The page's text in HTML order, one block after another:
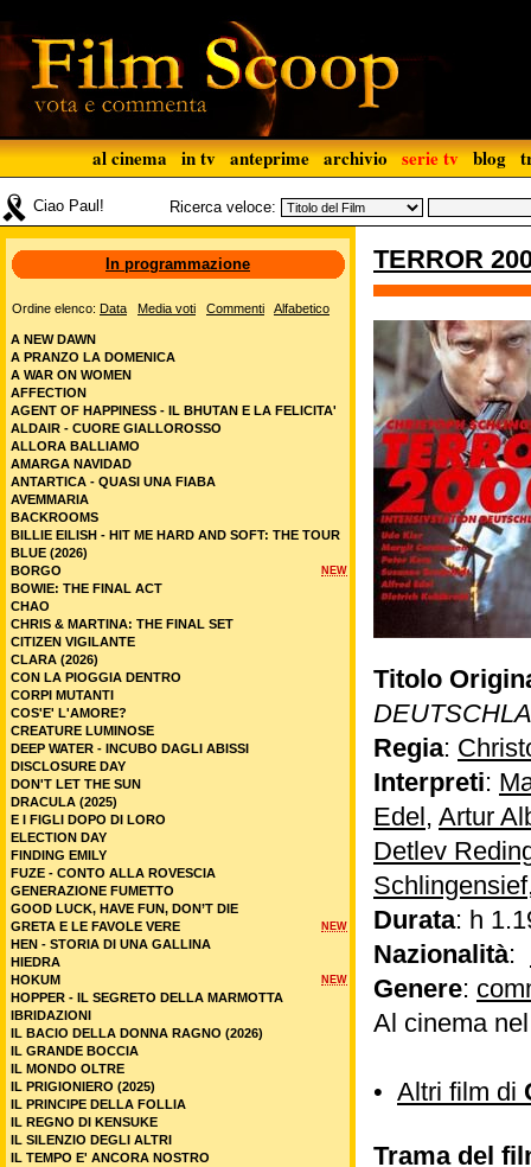
al cinema in tv anteprime archivio serie tv blog
Ciao Paul! Ricerca veloce:
TERROR
Titolo
Regia:
Interpreti:
Edel, Artur
Detlev
Schlingensief
Durata: h
Nazionalità:
Genere:
Al cinema
• Altri film di
Trama del
In programmazione
Ordine elenco: Data Media voti Commenti Alfabetico
A NEW DAWN
A PRANZO LA DOMENICA
A WAR ON WOMEN
AFFECTION
AGENT OF HAPPINESS - IL BHUTAN E LA FELICITA'
ALDAIR - CUORE GIALLOROSSO
ALLORA BALLIAMO
AMARGA NAVIDAD
ANTARTICA - QUASI UNA FIABA
AVEMMARIA
BACKROOMS
BILLIE EILISH - HIT ME HARD AND SOFT: THE TOUR
BLUE (2026)
NEW
BORGO
BOWIE: THE FINAL ACT
CHAO
CHRIS & MARTINA: THE FINAL SET
CITIZEN VIGILANTE
CLARA (2026)
CON LA PIOGGIA DENTRO
CORPI MUTANTI
COS'E' L'AMORE?
CREATURE LUMINOSE
DEEP WATER - INCUBO DAGLI ABISSI
DISCLOSURE DAY
DON'T LET THE SUN
DRACULA (2025)
E I FIGLI DOPO DI LORO
ELECTION DAY
FINDING EMILY
FUZE - CONTO ALLA ROVESCIA
GENERAZIONE FUMETTO
GOOD LUCK, HAVE FUN, DON’T DIE
NEW
GRETA E LE FAVOLE VERE
HEN - STORIA DI UNA GALLINA
HIEDRA
NEW
HOKUM
HOPPER - IL SEGRETO DELLA MARMOTTA
IBRIDAZIONI
IL BACIO DELLA DONNA RAGNO (2026)
IL GRANDE BOCCIA
IL MONDO OLTRE
IL PRIGIONIERO (2025)
IL PRINCIPE DELLA FOLLIA
IL REGNO DI KENSUKE
IL SILENZIO DEGLI ALTRI
IL TEMPO E' ANCORA NOSTRO